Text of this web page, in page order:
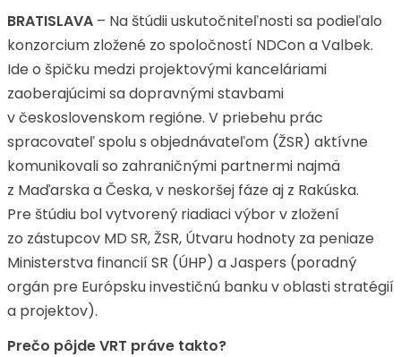
BRATISLAVA – Na štúdii uskutočniteľnosti sa podieľalo
konzorcium zložené zo spoločností NDCon a Valbek.
Ide o špičku medzi projektovými kanceláriami
zaoberajúcimi sa dopravnými stavbami
v československom regióne. V priebehu prác
spracovateľ spolu s objednávateľom (ŽSR) aktívne
komunikovali so zahraničnými partnermi najmä
z Maďarska a Česka, v neskoršej fáze aj z Rakúska.
Pre štúdiu bol vytvorený riadiaci výbor v zložení
zo zástupcov MD SR, ŽSR, Útvaru hodnoty za peniaze
Ministerstva financií SR (ÚHP) a Jaspers (poradný
orgán pre Európsku investičnú banku v oblasti stratégií
a projektov).
Prečo pôjde VRT práve takto?